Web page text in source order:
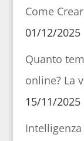
Come
01/12/2025
Quanto
online? La
15/11/2025